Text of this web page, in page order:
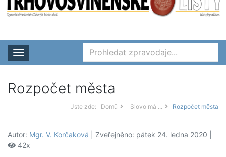
Rozbalit nabídku
Rozpočet města
Jste zde: Domů Slovo má ... Rozpočet města
Autor: Mgr. V. Korčaková | Zveřejněno: pátek 24. ledna 2020 |
42x